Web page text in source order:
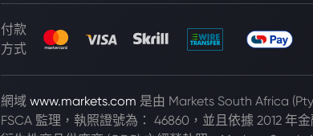
付款
方式
網域 www.markets.com 是由 Markets South Africa
FSCA 監理，執照證號為： 46860，並且依據 2012 年